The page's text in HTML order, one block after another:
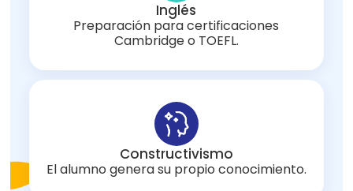
Inglés
Preparación para certificaciones
Cambridge o TOEFL.
Constructivismo
El alumno genera su propio conocimiento.